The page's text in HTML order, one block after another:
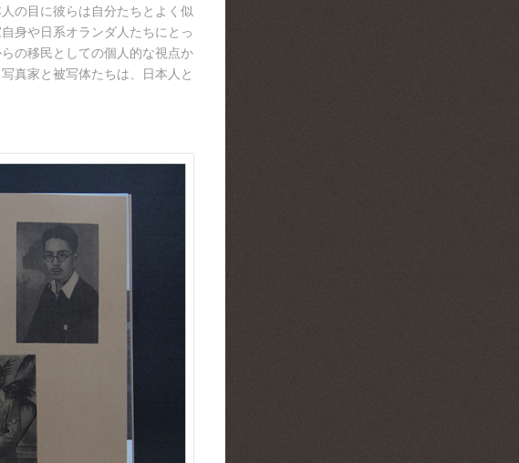
の目に彼らは自分たちとよく似
身や日系オランダ人たちにとっ
の移民としての個人的な視点か
真家と被写体たちは、日本人と